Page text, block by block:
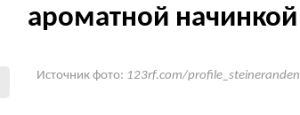
ароматной начинкой
Источник фото: 123rf.com/profile_steineranden